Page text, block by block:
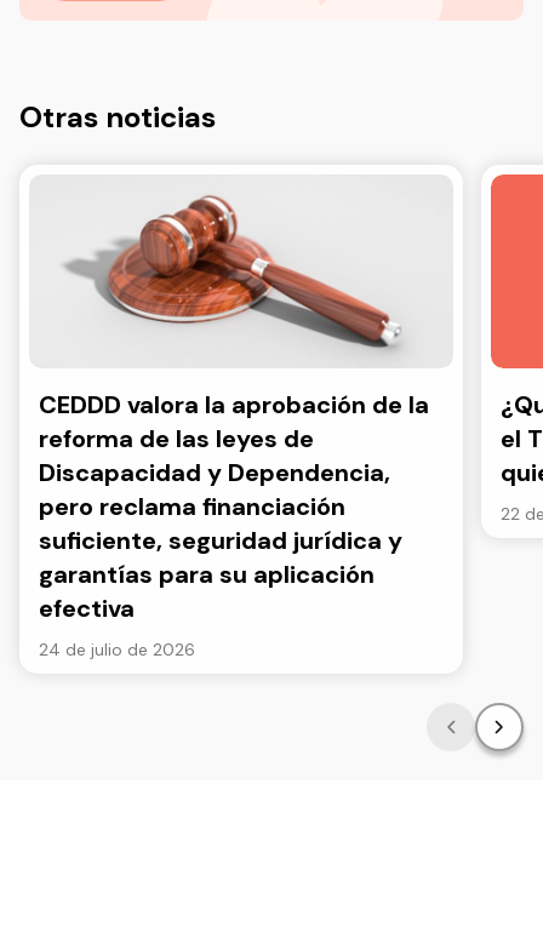
Otras noticias
CEDDD valora la aprobación de la
reforma de las leyes de
Discapacidad y Dependencia,
pero reclama financiación
suficiente, seguridad jurídica y
garantías para su aplicación
efectiva
24 de julio de 2026
el
22